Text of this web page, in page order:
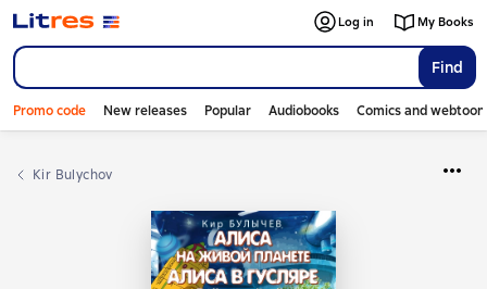
Find
Log in My Books
Promo code New releases Popular Audiobooks Comics and
Kir Bulychov